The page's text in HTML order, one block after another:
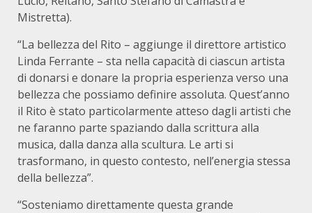
Mistretta).
“La bellezza del Rito – aggiunge il direttore artistico
Linda Ferrante – sta nella capacità di ciascun artista
di donarsi e donare la propria esperienza verso una
bellezza che possiamo definire assoluta. Quest’anno
il Rito è stato particolarmente atteso dagli artisti che
ne faranno parte spaziando dalla scrittura alla
musica, dalla danza alla scultura. Le arti si
trasformano, in questo contesto, nell’energia stessa
della bellezza”.
“Sosteniamo direttamente questa grande